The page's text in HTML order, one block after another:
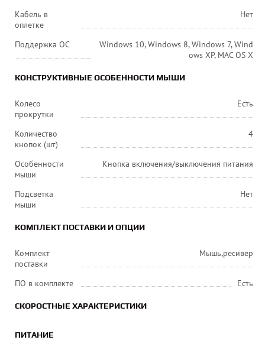
Кабель в
оплетке
Нет
Поддержка ОС
Windows 10, Windows 8, Windows 7, Wind
ows XP, MAC OS X
КОНСТРУКТИВНЫЕ ОСОБЕННОСТИ МЫШИ
Колесо
прокрутки
Есть
Количество
кнопок (шт)
4
Особенности
мыши
Кнопка включения/выключения питания
Подсветка
мыши
Нет
КОМПЛЕКТ ПОСТАВКИ И ОПЦИИ
Комплект
поставки
Мышь,ресивер
ПО в комплекте Есть
СКОРОСТНЫЕ ХАРАКТЕРИСТИКИ
ПИТАНИЕ